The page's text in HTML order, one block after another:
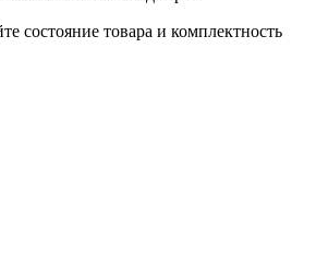
состояние товара и комплектность